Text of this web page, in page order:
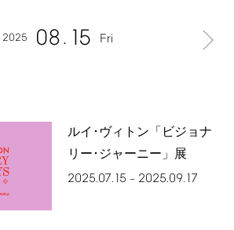
2025 08 15 Fri
ルイ･ヴィトン「ビジョナ
リー･ジャーニー」展
2025.07.15 – 2025.09.17